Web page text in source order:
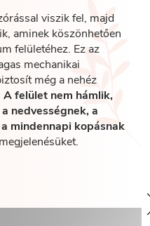
viszik fel, majd
aminek köszönhetően
felületéhez. Ez az
mechanikai
még a nehéz
A felület nem hámlik,
nedvességnek, a
mindennapi kopásnak